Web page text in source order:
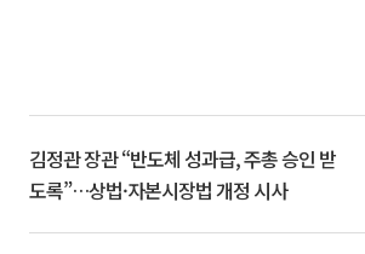
김정관 장관 “반도체 성과급, 주총 승인 받
도록”…상법·자본시장법 개정 시사